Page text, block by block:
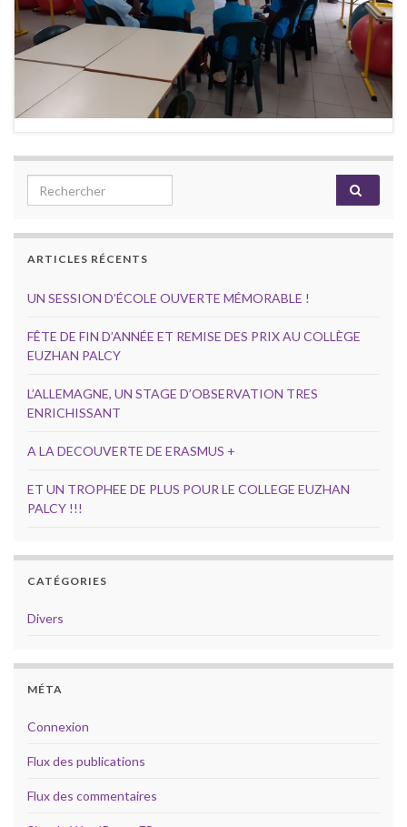
Search for:
ARTICLES RÉCENTS
UN SESSION D’ÉCOLE OUVERTE MÉMORABLE !
FÊTE DE FIN D’ANNÉE ET REMISE DES PRIX AU COLLÈGE
EUZHAN PALCY
L’ALLEMAGNE, UN STAGE D’OBSERVATION TRES
ENRICHISSANT
A LA DECOUVERTE DE ERASMUS +
ET UN TROPHEE DE PLUS POUR LE COLLEGE EUZHAN
PALCY !!!
CATÉGORIES
Divers
MÉTA
Connexion
Flux des publications
Flux des commentaires